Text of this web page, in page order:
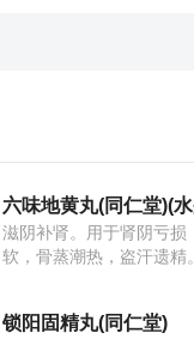
六味地黄丸(同仁堂)(
滋阴补肾。用于肾阴亏损
软，骨蒸潮热，盗汗遗精。
锁阳固精丸(同仁堂)